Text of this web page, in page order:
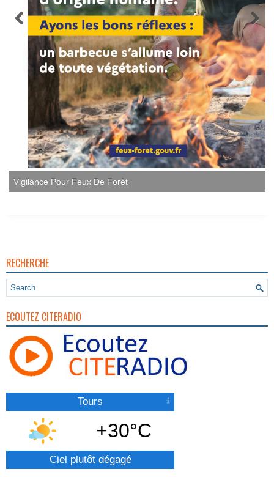
Vigilance Pour Feux De Forêt
RECHERCHE
ECOUTEZ CITERADIO
Tours
+30°C
Ciel plutôt dégagé